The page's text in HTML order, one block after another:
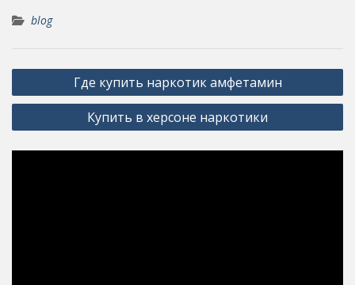
blog
Post
navigation
Где купить наркотик амфетамин
Купить в херсоне наркотики